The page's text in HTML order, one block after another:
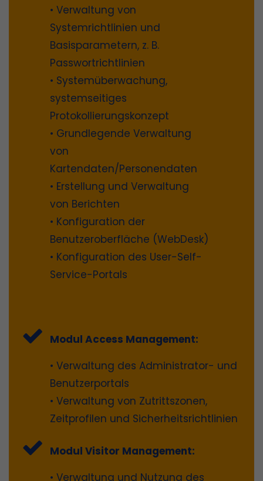
• Verwaltung von
Systemrichtlinien und
Basisparametern, z. B.
Passwortrichtlinien
• Systemüberwachung,
systemseitiges
Protokollierungskonzept
• Grundlegende Verwaltung
von
Kartendaten/Personendaten
• Erstellung und Verwaltung
von Berichten
• Konfiguration der
Benutzeroberfläche (WebDesk)
• Konfiguration des User-Self-
Service-Portals
Modul Access Management:
• Verwaltung des Administrator- und
Benutzerportals
• Verwaltung von Zutrittszonen,
Zeitprofilen und Sicherheitsrichtlinien
Modul Visitor Management:
• Verwaltung und Nutzung des